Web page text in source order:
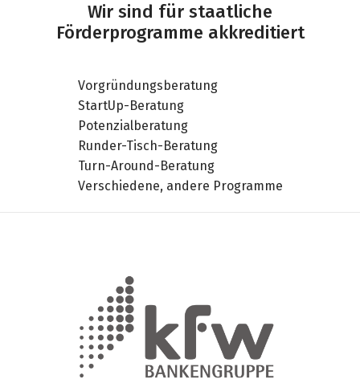
Wir sind für staatliche
Förderprogramme akkreditiert
Vorgründungsberatung
StartUp-Beratung
Potenzialberatung
Runder-Tisch-Beratung
Turn-Around-Beratung
Verschiedene, andere Programme